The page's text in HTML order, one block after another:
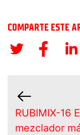
COMPARTE ESTE
RUBIMIX-16
mezclador